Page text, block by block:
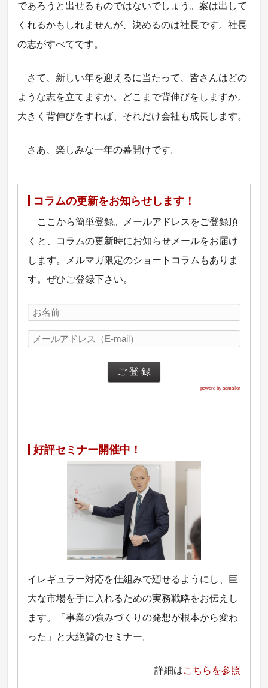
であろうと出せるものではないでしょう。案は出して
くれるかもしれませんが、決めるのは社長です。社長
の志がすべてです。
さて、新しい年を迎えるに当たって、皆さんはどの
ような志を立てますか。どこまで背伸びをしますか。
大きく背伸びをすれば、それだけ会社も成長します。
さあ、楽しみな一年の幕開けです。
コラムの更新をお知らせします！
ここから簡単登録。メールアドレスをご登録頂
くと、コラムの更新時にお知らせメールをお届け
します。メルマガ限定のショートコラムもありま
す。ぜひご登録下さい。
powerd by acmailer
好評セミナー開催中！
イレギュラー対応を仕組みで廻せるようにし、巨
大な市場を手に入れるための実務戦略をお伝えし
ます。「事業の強みづくりの発想が根本から変わ
った」と大絶賛のセミナー。
詳細はこちらを参照